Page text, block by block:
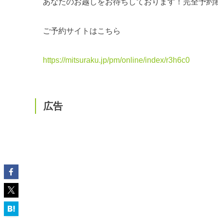
あなたのお越しをお待ちしております！完全予約
ご予約サイトはこちら
https://mitsuraku.jp/pm/online/index/r3h6c0
広告